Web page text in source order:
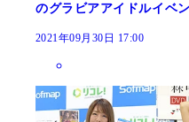
のグラビアアイドルイベ
2021年09月30日 17:00